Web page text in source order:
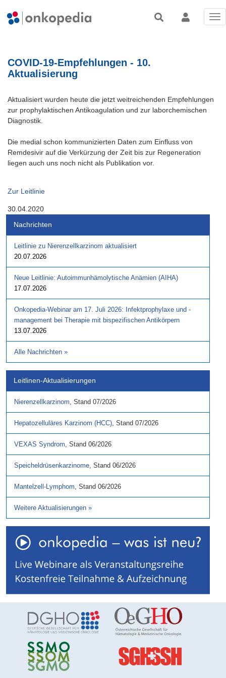
COVID-19-Empfehlungen - 10.
Aktualisierung
Aktualisiert wurden heute die jetzt weitreichenden Empfehlungen
zur prophylaktischen Antikoagulation und zur laborchemischen
Diagnostik.
Die medial schon kommunizierten Daten zum Einfluss von
Remdesivir auf die Verkürzung der Zeit bis zur Regeneration
liegen auch uns noch nicht als Publikation vor.
Zur Leitlinie
30.04.2020
Nachrichten
Leitlinie zu Nierenzellkarzinom aktualisiert
20.07.2026
Neue Leitlinie: Autoimmunhämolytische Anämien (AIHA)
17.07.2026
Onkopedia-Webinar am 17. Juli 2026: Infektprophylaxe und -
management bei Therapie mit bispezifischen Antikörpern
13.07.2026
Alle Nachrichten »
Leitlinen-Aktualisierungen
Nierenzellkarzinom, Stand 07/2026
Hepatozelluläres Karzinom (HCC), Stand 07/2026
VEXAS Syndrom, Stand 06/2026
Speicheldrüsenkarzinome, Stand 06/2026
Mantelzell-Lymphom, Stand 06/2026
Weitere Aktualisierungen »